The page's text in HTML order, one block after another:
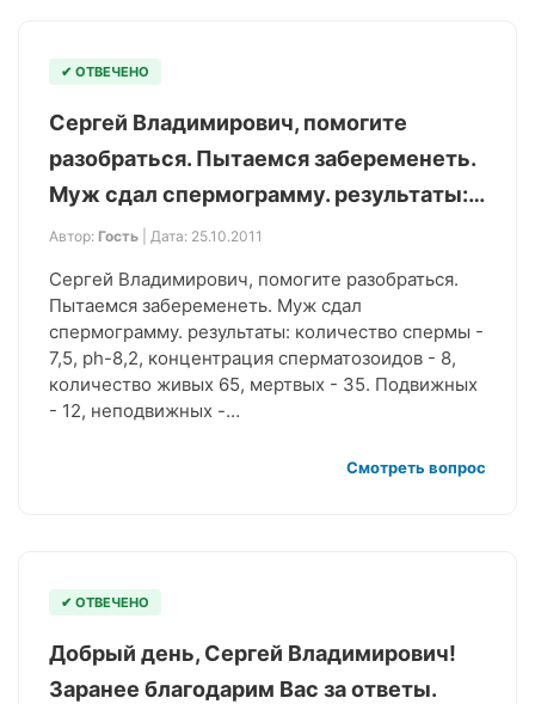
✔ ОТВЕЧЕНО
Сергей Владимирович, помогите
разобраться. Пытаемся забеременеть.
Муж сдал спермограмму. результаты:…
Автор: Гость | Дата: 25.10.2011
Сергей Владимирович, помогите разобраться.
Пытаемся забеременеть. Муж сдал
спермограмму. результаты: количество спермы -
7,5, ph-8,2, концентрация сперматозоидов - 8,
количество живых 65, мертвых - 35. Подвижных
- 12, неподвижных -…
Смотреть вопрос
✔ ОТВЕЧЕНО
Добрый день, Сергей Владимирович!
Заранее благодарим Вас за ответы.